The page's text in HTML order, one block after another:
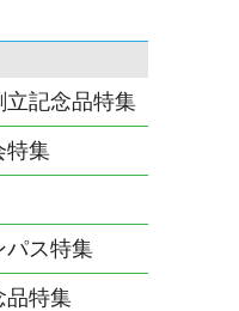
立記念品特集
特集
パス特集
品特集